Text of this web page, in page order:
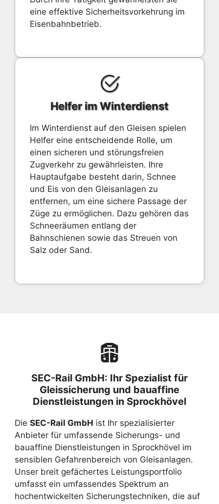
eine effektive Sicherheitsvorkehrung im
Eisenbahnbetrieb.
Helfer im Winterdienst
Im Winterdienst auf den Gleisen spielen
Helfer eine entscheidende Rolle, um
einen sicheren und störungsfreien
Zugverkehr zu gewährleisten. Ihre
Hauptaufgabe besteht darin, Schnee
und Eis von den Gleisanlagen zu
entfernen, um eine sichere Passage der
Züge zu ermöglichen. Dazu gehören das
Schneeräumen entlang der
Bahnschienen sowie das Streuen von
Salz oder Sand.
SEC-Rail GmbH: Ihr Spezialist für
Gleissicherung und bauaffine
Dienstleistungen in Sprockhövel
Die SEC-Rail GmbH ist Ihr spezialisierter
Anbieter für umfassende Sicherungs- und
bauaffine Dienstleistungen in Sprockhövel im
sensiblen Gefahrenbereich von Gleisanlagen.
Unser breit gefächertes Leistungsportfolio
umfasst ein umfassendes Spektrum an
hochentwickelten Sicherungstechniken, die auf